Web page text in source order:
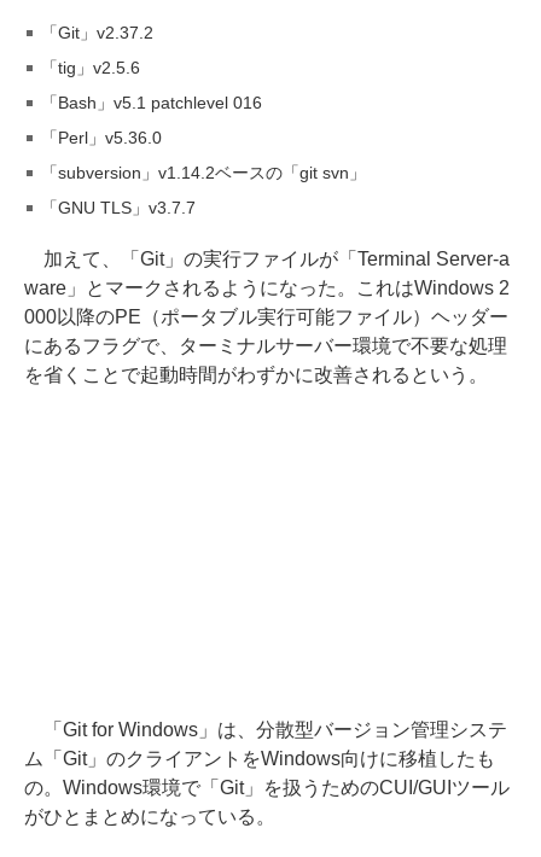
「Git」v2.37.2
「tig」v2.5.6
「Bash」v5.1 patchlevel 016
「Perl」v5.36.0
「subversion」v1.14.2ベースの「git svn」
「GNU TLS」v3.7.7
加えて、「Git」の実行ファイルが「Terminal Server-a
ware」とマークされるようになった。これはWindows 2
000以降のPE（ポータブル実行可能ファイル）ヘッダー
にあるフラグで、ターミナルサーバー環境で不要な処理
を省くことで起動時間がわずかに改善されるという。
「Git for Windows」は、分散型バージョン管理システ
ム「Git」のクライアントをWindows向けに移植したも
の。Windows環境で「Git」を扱うためのCUI/GUIツール
がひとまとめになっている。